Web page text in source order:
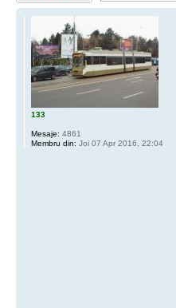
133
Mesaje: 4861
Membru din: Joi 07 Apr 2016, 22:04